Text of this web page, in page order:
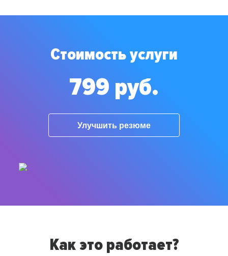
Стоимость услуги
799 руб.
Улучшить резюме
Как это работает?